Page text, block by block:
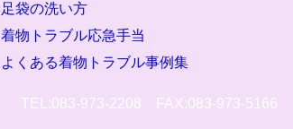
足袋の洗い方
着物トラブル応急手当
よくある着物トラブル事例集
TEL:083-973-2208 FAX:083-973-5166